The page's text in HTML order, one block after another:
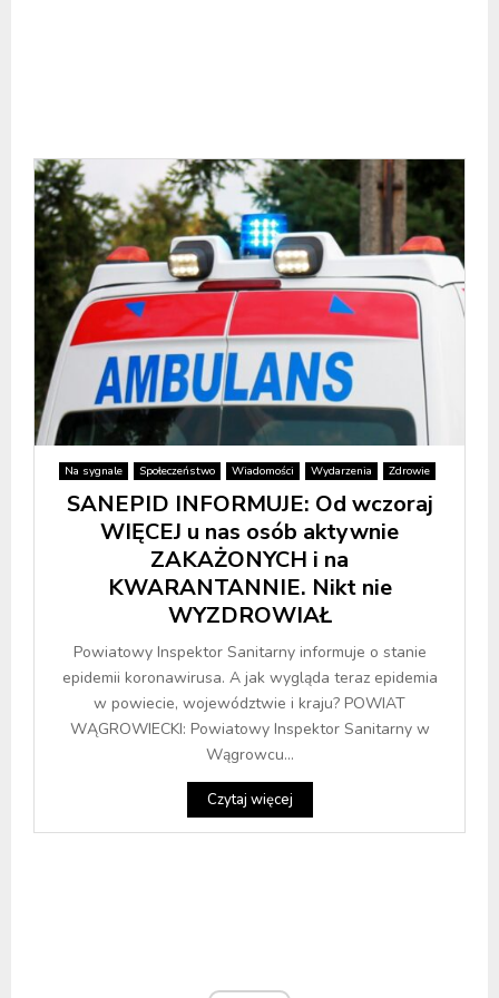
Na sygnale Społeczeństwo Wiadomości Wydarzenia Zdrowie
SANEPID INFORMUJE: Od wczoraj
WIĘCEJ u nas osób aktywnie
ZAKAŻONYCH i na
KWARANTANNIE. Nikt nie
WYZDROWIAŁ
Powiatowy Inspektor Sanitarny informuje o stanie
epidemii koronawirusa. A jak wygląda teraz epidemia
w powiecie, województwie i kraju? POWIAT
WĄGROWIECKI: Powiatowy Inspektor Sanitarny w
Wągrowcu...
Czytaj więcej